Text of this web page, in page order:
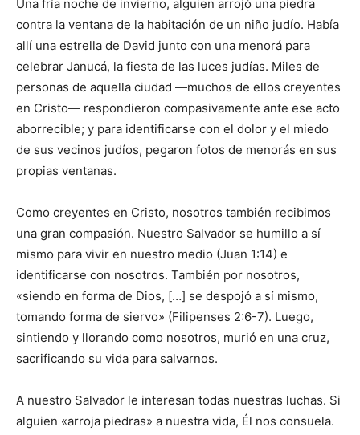
Una fría noche de invierno, alguien arrojó una piedra
contra la ventana de la habitación de un niño judío. Había
allí una estrella de David junto con una menorá para
celebrar Janucá, la fiesta de las luces judías. Miles de
personas de aquella ciudad —muchos de ellos creyentes
en Cristo— respondieron compasivamente ante ese acto
aborrecible; y para identificarse con el dolor y el miedo
de sus vecinos judíos, pegaron fotos de menorás en sus
propias ventanas.
Como creyentes en Cristo, nosotros también recibimos
una gran compasión. Nuestro Salvador se humillo a sí
mismo para vivir en nuestro medio (Juan 1:14) e
identificarse con nosotros. También por nosotros,
«siendo en forma de Dios, […] se despojó a sí mismo,
tomando forma de siervo» (Filipenses 2:6-7). Luego,
sintiendo y llorando como nosotros, murió en una cruz,
sacrificando su vida para salvarnos.
A nuestro Salvador le interesan todas nuestras luchas. Si
alguien «arroja piedras» a nuestra vida, Él nos consuela.